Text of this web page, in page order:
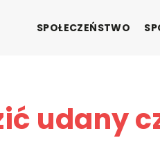
SPOŁECZEŃSTWO
udany